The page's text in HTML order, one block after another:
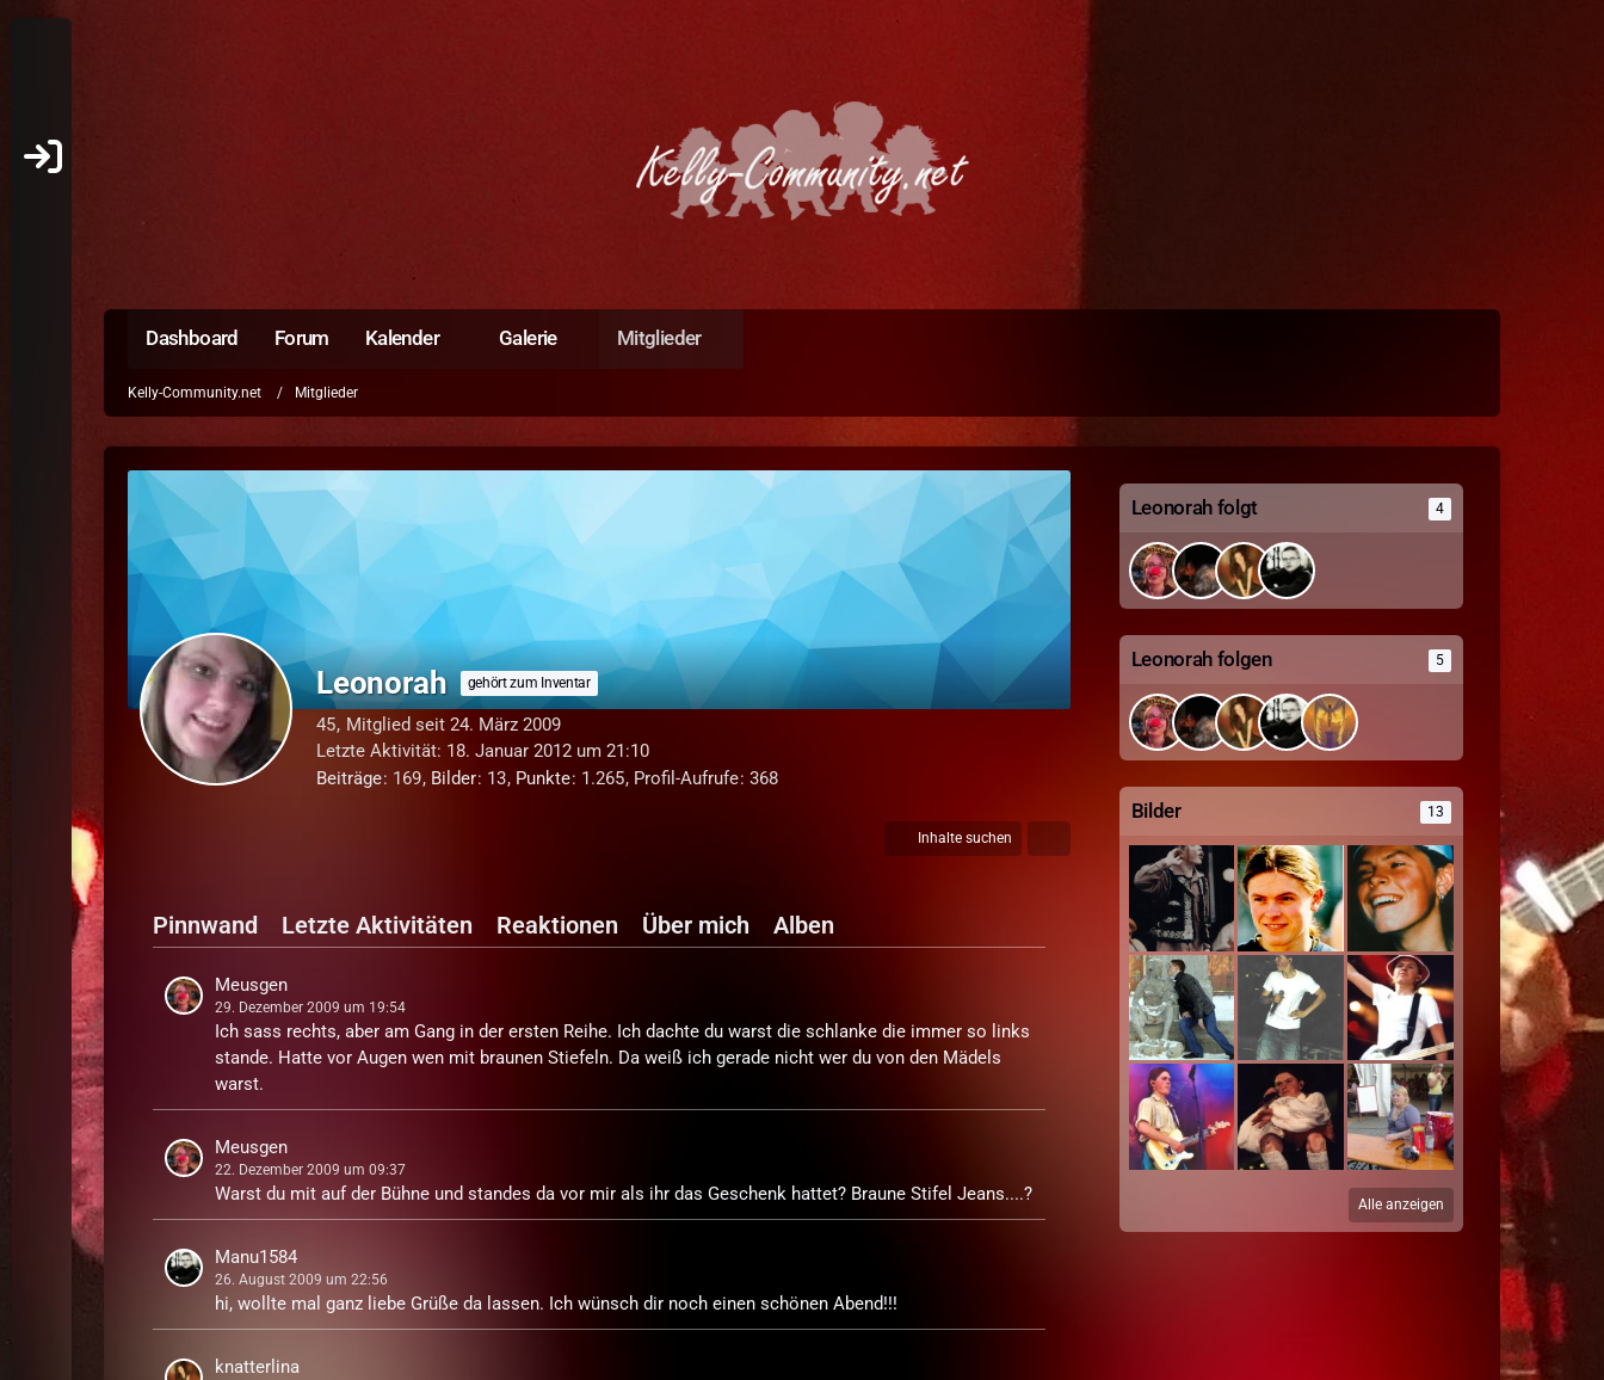
Dashboard Forum Kalender Galerie Mitglieder
Kelly-Community.net Mitglieder
Leonorah gehört zum Inventar
45 Mitglied seit 24. März 2009
Letzte Aktivität: 18. Januar 2012 um 21:10
Beiträge 169 Bilder 13 Punkte 1.265 Profil-Aufrufe 368
Inhalte suchen
Pinnwand Letzte Aktivitäten Reaktionen Über mich Alben
Meusgen
29. Dezember 2009 um 19:54
Ich sass rechts, aber am Gang in der ersten Reihe. Ich dachte du warst die schlanke die immer so links
stande. Hatte vor Augen wen mit braunen Stiefeln. Da weiß ich gerade nicht wer du von den Mädels
warst.
Meusgen
22. Dezember 2009 um 09:37
Warst du mit auf der Bühne und standes da vor mir als ihr das Geschenk hattet? Braune Stifel Jeans....?
Manu1584
26. August 2009 um 22:56
hi, wollte mal ganz liebe Grüße da lassen. Ich wünsch dir noch einen schönen Abend!!!
knatterlina
Leonorah folgt 4
Leonorah folgen 5
Bilder 13
Alle anzeigen